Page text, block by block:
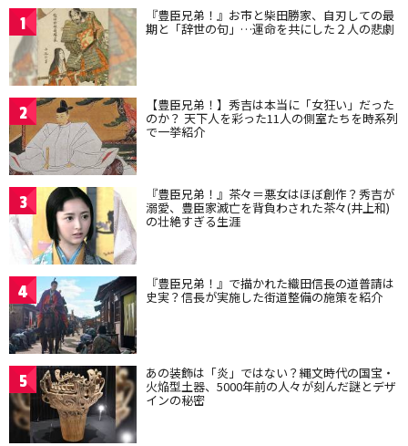
1 『豊臣兄弟！』お市と柴田勝家、自刃しての最
期と「辞世の句」…運命を共にした２人の悲劇
2 【豊臣兄弟！】秀吉は本当に「女狂い」だった
のか？ 天下人を彩った11人の側室たちを時系列
で一挙紹介
3 『豊臣兄弟！』茶々＝悪女はほぼ創作？秀吉が
溺愛、豊臣家滅亡を背負わされた茶々(井上和)
の壮絶すぎる生涯
4 『豊臣兄弟！』で描かれた織田信長の道普請は
史実？信長が実施した街道整備の施策を紹介
5 あの装飾は「炎」ではない？縄文時代の国宝・
火焔型土器、5000年前の人々が刻んだ謎とデザ
インの秘密